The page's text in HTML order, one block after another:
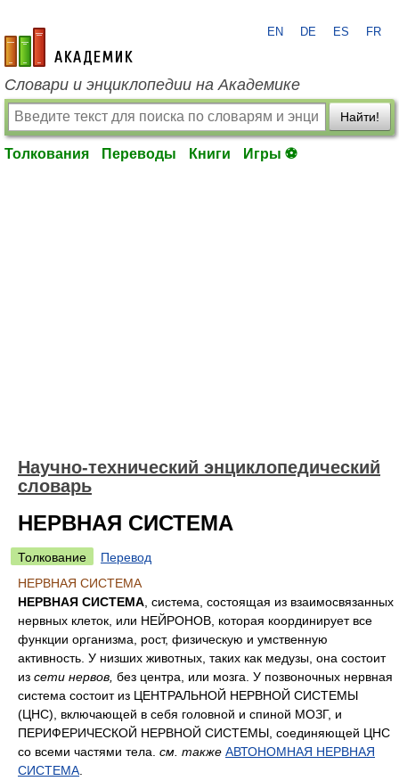
academic.ru
EN DE ES FR
Словари и энциклопедии на Академике
Найти!
Толкования Переводы Книги Игры ⚽
Научно-технический энциклопедический
словарь
НЕРВНАЯ СИСТЕМА
Толкование
Перевод
НЕРВНАЯ СИСТЕМА
НЕРВНАЯ СИСТЕМА , система, состоящая из взаимосвязанных
нервных клеток, или НЕЙРОНОВ, которая координирует все
функции организма, рост, физическую и умственную
активность. У низших животных, таких как медузы, она состоит
из сети нервов, без центра, или мозга. У позвоночных нервная
система состоит из ЦЕНТРАЛЬНОЙ НЕРВНОЙ СИСТЕМЫ
(ЦНС), включающей в себя головной и спиной МОЗГ, и
ПЕРИФЕРИЧЕСКОЙ НЕРВНОЙ СИСТЕМЫ, соединяющей ЦНС
со всеми частями тела. см. также АВТОНОМНАЯ НЕРВНАЯ
СИСТЕМА